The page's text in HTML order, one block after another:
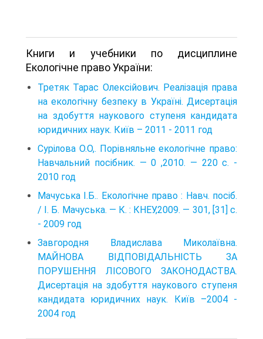
Книги и учебники по дисциплине
Екологічне право України:
Третяк Тарас Олексійович. Реалізація права
на екологічну безпеку в Україні. Дисертація
на здобуття наукового ступеня кандидата
юридичних наук. Київ – 2011 - 2011 год
Сурілова O.O,. Порівняльне екологічне право:
Навчальний посібник. — 0 ,2010. — 220 c. -
2010 год
Мачуська І.Б.. Екологічне право : Навч. посіб.
/ І. Б. Мачуська. — К. : КНЕУ,2009. — 301, [31] с.
- 2009 год
Завгородня Владислава Миколаївна.
МАЙНОВА ВІДПОВІДАЛЬНІСТЬ ЗА
ПОРУШЕННЯ ЛІСОВОГО ЗАКОНОДАСТВА.
Дисертація на здобуття наукового ступеня
кандидата юридичних наук. Київ –2004 -
2004 год